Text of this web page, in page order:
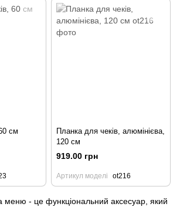
см
Планка для чеків, алюмінієва,
120 см
919.00 грн
Артикул моделі ot216
меню - це функціональний аксесуар, який